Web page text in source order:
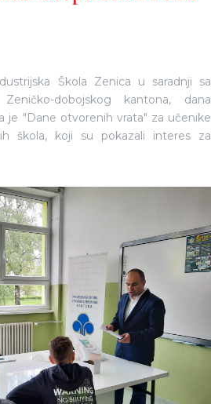
Škola Zenica u saradnji sa
dobojskog kantona, dana
je "Dane otvorenih vrata" za učenike
škola, koji su pokazali interes za